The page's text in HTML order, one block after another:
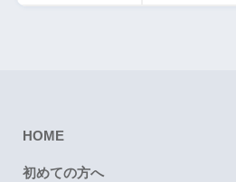
HOME
初めての方へ